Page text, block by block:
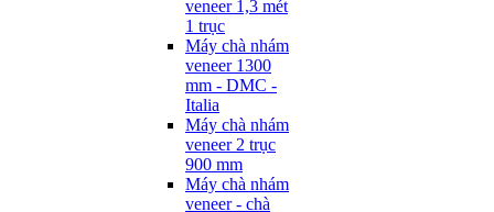
veneer 1,3 mét
1 trục
Máy chà nhám
veneer 1300
mm - DMC -
Italia
Máy chà nhám
veneer 2 trục
900 mm
Máy chà nhám
veneer - chà